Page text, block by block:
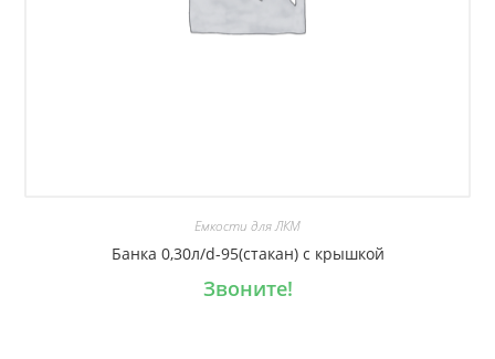
Емкости для ЛКМ
Банка 0,30л/d-95(стакан) с крышкой
Звоните!